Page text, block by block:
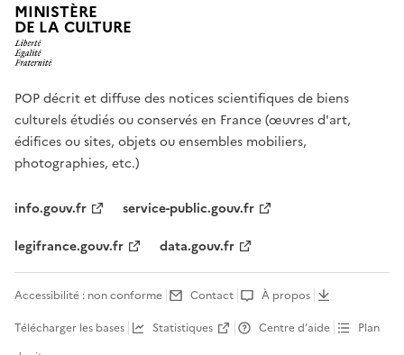
MINISTÈRE
DE LA CULTURE
POP décrit et diffuse des notices scientifiques de biens
culturels étudiés ou conservés en France (œuvres d'art,
édifices ou sites, objets ou ensembles mobiliers,
photographies, etc.)
info.gouv.fr
service-public.gouv.fr
legifrance.gouv.fr
data.gouv.fr
Accessibilité : non conforme Contact
À propos
Télécharger les bases
Statistiques Centre d’aide
Plan